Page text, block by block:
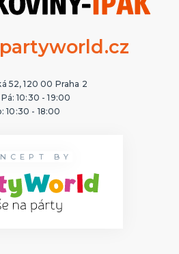
52, 120 00 Praha 2
10:30 - 19:00
10:30 - 18:00
BY